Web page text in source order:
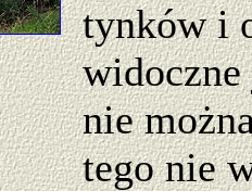
tynków i
widoczne
nie
tego nie